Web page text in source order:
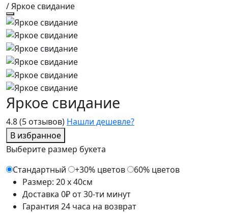
/ Яркое свидание
4.8(5 отзывов) Нашли дешевле?
В избранное
Яркое свидание
Выберите размер букета
Стандартный
+30% цветов
60% цветов
Размер: 20 x 40см
Доставка 0₽ от 30-ти минут
Гарантия 24 часа на возврат